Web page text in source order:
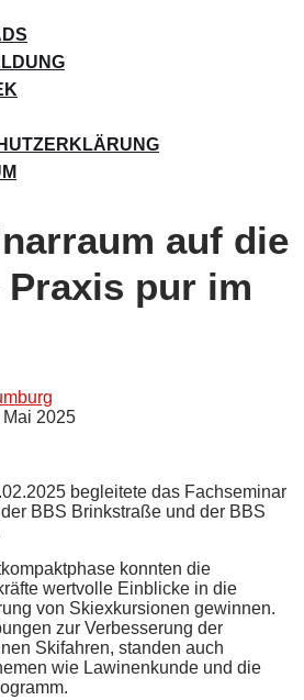
auf die
pur im
Mai 2025
begleitete das Fachseminar
BBS Brinkstraße und der BBS
konnten die
wertvolle Einblicke in die
von Skiexkursionen gewinnen.
zur Verbesserung der
Skifahren, standen auch
wie Lawinenkunde und die